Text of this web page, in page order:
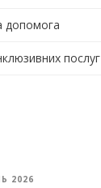
допомога
послуг
2026